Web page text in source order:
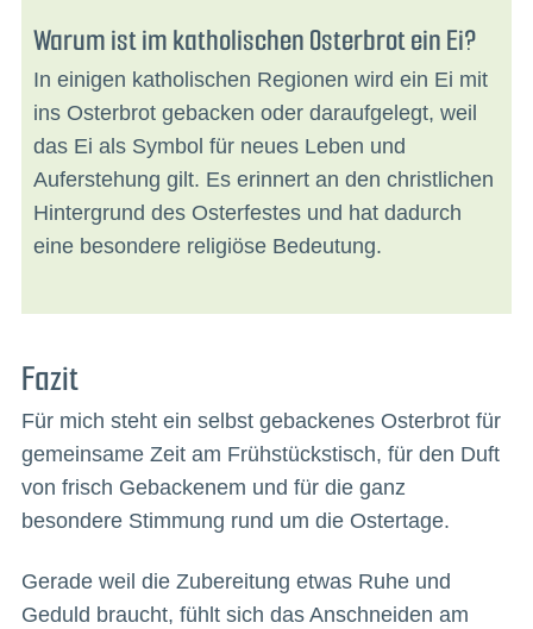
Warum ist im katholischen Osterbrot ein Ei?
In einigen katholischen Regionen wird ein Ei mit
ins Osterbrot gebacken oder daraufgelegt, weil
das Ei als Symbol für neues Leben und
Auferstehung gilt. Es erinnert an den christlichen
Hintergrund des Osterfestes und hat dadurch
eine besondere religiöse Bedeutung.
Fazit
Für mich steht ein selbst gebackenes Osterbrot für
gemeinsame Zeit am Frühstückstisch, für den Duft
von frisch Gebackenem und für die ganz
besondere Stimmung rund um die Ostertage.
Gerade weil die Zubereitung etwas Ruhe und
Geduld braucht, fühlt sich das Anschneiden am